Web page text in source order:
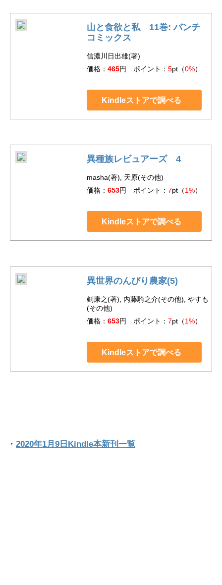
山と食欲と私 11巻: バンチ
コミックス
信濃川日出雄(著)
価格： 465円 ポイント： 5pt（0%）
Kindleストアで調べる
異種族レビュアーズ 4
masha(著), 天原(その他)
価格： 653円 ポイント： 7pt（1%）
Kindleストアで調べる
異世界のんびり農家(5)
剣康之(著), 内藤騎之介(その他), やすも
(その他)
価格： 653円 ポイント： 7pt（1%）
Kindleストアで調べる
・ 2020年1月9日Kindle本新刊一覧